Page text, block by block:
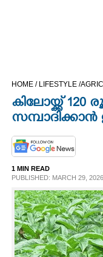
LIFESTYLE
SPIRITUAL
HOME / LIFESTYLE /
കിലോയ്ക്ക്
1 MIN READ
PUBLISHED: MARCH 29,